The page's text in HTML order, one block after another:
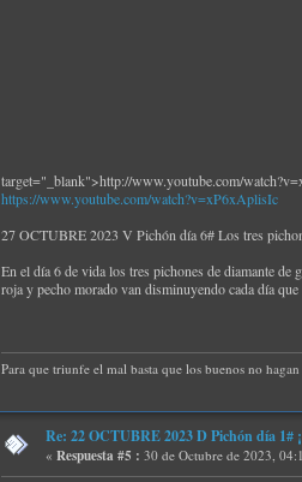
target="_blank">http://www.youtube.com/
https://www.youtube.com/watch?v=xP6xAplisIc
27 OCTUBRE 2023 V Pichón día 6# Los tres
En el día 6 de vida los tres pichones de diamante de
roja y pecho morado van disminuyendo cada día que
Para que triunfe el mal basta que los buenos no
Re: 22 OCTUBRE 2023 D Pichón día
« Respuesta #5 : 30 de Octubre de 2023,